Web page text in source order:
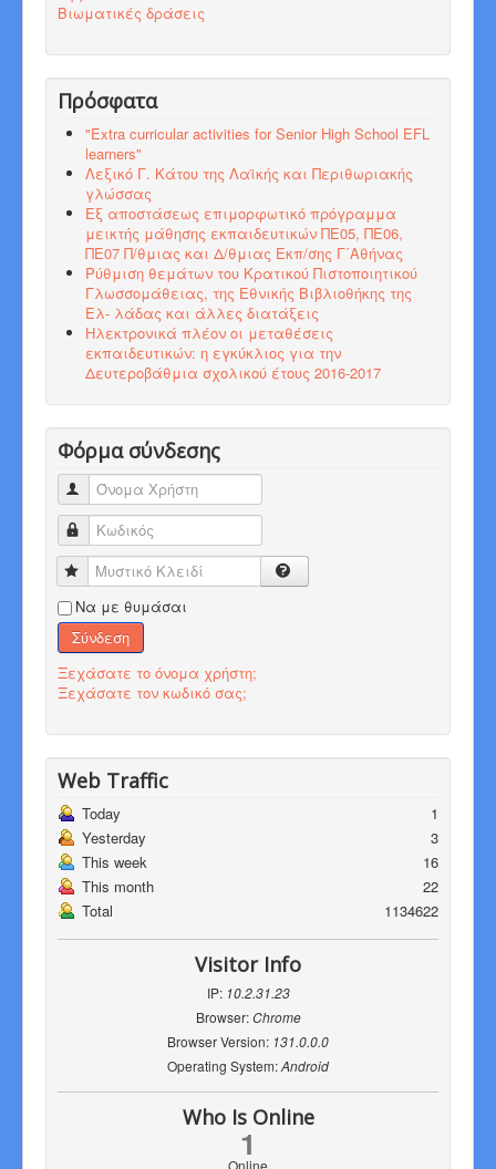
Βιωματικές δράσεις
Πρόσφατα
"Εxtra curricular activities for Senior High School EFL
learners"
Λεξικό Γ. Κάτου της Λαϊκής και Περιθωριακής
γλώσσας
Εξ αποστάσεως επιμορφωτικό πρόγραμμα
μεικτής μάθησης εκπαιδευτικών ΠΕ05, ΠΕ06,
ΠΕ07 Π/θμιας και Δ/θμιας Εκπ/σης Γ΄Αθήνας
Ρύθμιση θεμάτων του Κρατικού Πιστοποιητικού
Γλωσσομάθειας, της Εθνικής Βιβλιοθήκης της
Ελ- λάδας και άλλες διατάξεις
Ηλεκτρονικά πλέον οι μεταθέσεις
εκπαιδευτικών: η εγκύκλιος για την
Δευτεροβάθμια σχολικού έτους 2016-2017
Φόρμα σύνδεσης
Όνομα Χρήστη
Κωδικός
Μυστικό Κλειδί
Να με θυμάσαι
Σύνδεση
Ξεχάσατε το όνομα χρήστη;
Ξεχάσατε τον κωδικό σας;
Web Traffic
Today
1
Yesterday
3
This week
16
This month
22
Total
1134622
Visitor Info
IP: 10.2.31.23
Browser:Chrome
Browser Version: 131.0.0.0
Operating System:Android
Who Is Online
1
Online